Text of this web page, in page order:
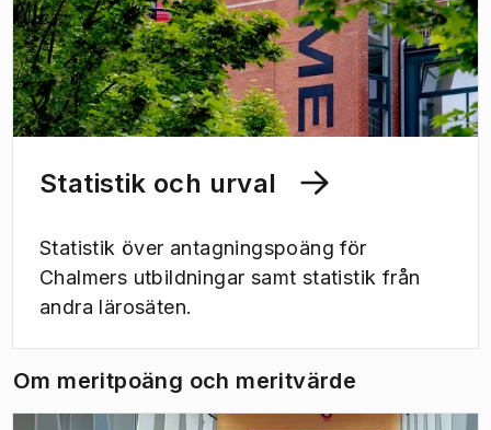
Statistik och urval
Statistik över antagningspoäng för
Chalmers utbildningar samt statistik från
andra lärosäten.
Om meritpoäng och meritvärde